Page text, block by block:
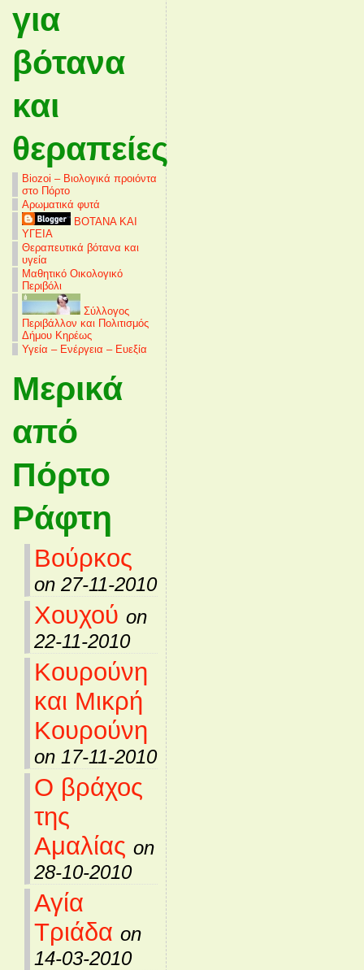
για
βότανα
και
θεραπείες
Biozoi – Βιολογικά προιόντα
στο Πόρτο
Αρωματικά φυτά
ΒΟΤΑΝΑ ΚΑΙ
ΥΓΕΙΑ
Θεραπευτικά βότανα και
υγεία
Μαθητικό Οικολογικό
Περιβόλι
Σύλλογος
Περιβάλλον και Πολιτισμός
Δήμου Κηρέως
Υγεία – Ενέργεια – Ευεξία
Μερικά
από
Πόρτο
Ράφτη
Βούρκος
on 27-11-2010
Χουχού on
22-11-2010
Κουρούνη
και Μικρή
Κουρούνη
on 17-11-2010
Ο βράχος
της
Αμαλίας on
28-10-2010
Αγία
Τριάδα on
14-03-2010